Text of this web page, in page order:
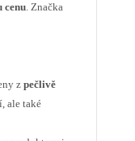
cenu. Značka
z pečlivě
ale také